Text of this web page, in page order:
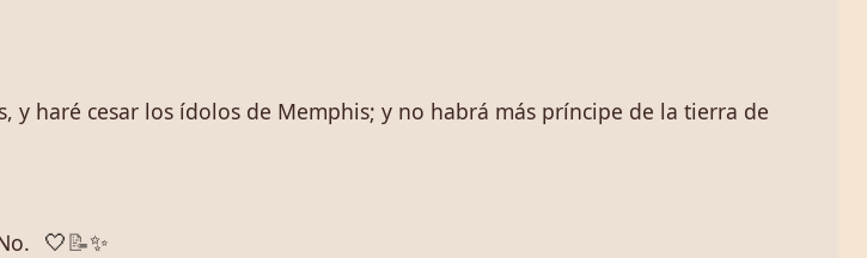
y haré cesar los ídolos de Memphis; y no habrá más príncipe de la tierra de
🤍 📝✨